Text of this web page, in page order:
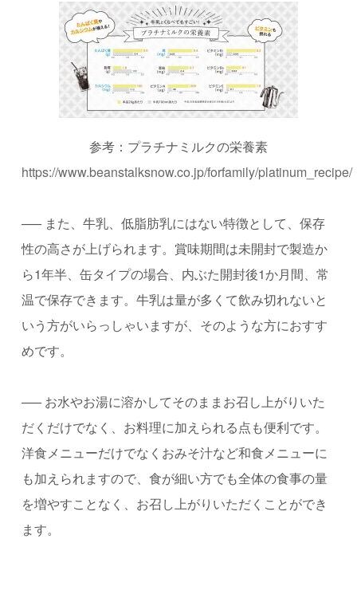
参考：プラチナミルクの栄養素
https://www.beanstalksnow.co.jp/forfamily/platinum_recipe/
—– また、牛乳、低脂肪乳にはない特徴として、保存
性の高さが上げられます。賞味期間は未開封で製造か
ら1年半、缶タイプの場合、内ぶた開封後1か月間、常
温で保存できます。牛乳は量が多くて飲み切れないと
いう方がいらっしゃいますが、そのような方におすす
めです。
—– お水やお湯に溶かしてそのままお召し上がりいた
だくだけでなく、お料理に加えられる点も便利です。
洋食メニューだけでなくおみそ汁など和食メニューに
も加えられますので、食が細い方でも全体の食事の量
を増やすことなく、お召し上がりいただくことができ
ます。